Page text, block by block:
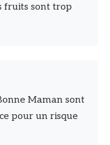
fruits sont trop
Maman sont
pour un risque